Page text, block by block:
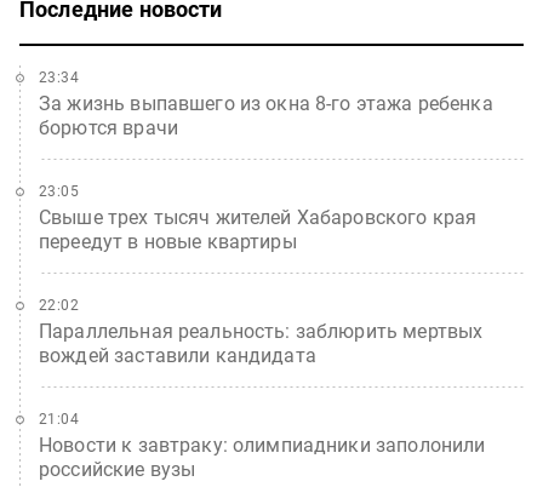
Последние новости
За жизнь выпавшего из окна 8-го этажа ребенка
борются врачи
23:34
Свыше трех тысяч жителей Хабаровского края
переедут в новые квартиры
23:05
Параллельная реальность: заблюрить мертвых
вождей заставили кандидата
22:02
Новости к завтраку: олимпиадники заполонили
российские вузы
21:04